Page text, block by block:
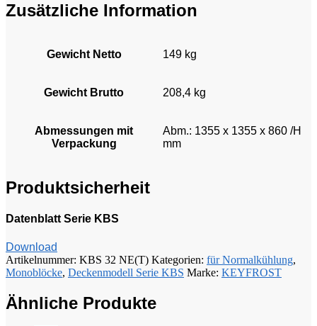
Zusätzliche Information
Gewicht Netto 149 kg
Gewicht Brutto 208,4 kg
Abmessungen mit
Verpackung
Abm.: 1355 x 1355 x 860 /H
mm
Produktsicherheit
Datenblatt Serie KBS
Download
Artikelnummer: KBS 32 NE(T) Kategorien: für Normalkühlung,
Monoblöcke, Deckenmodell Serie KBS Marke: KEYFROST
Ähnliche Produkte